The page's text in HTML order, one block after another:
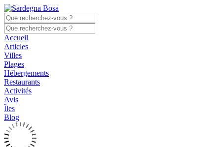
Accueil
Articles
Villes
Plages
Hébergements
Restaurants
Activités
Avis
Îles
Blog